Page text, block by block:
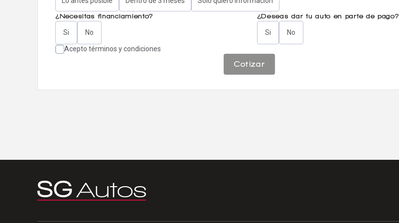
¿Necesitas financiamiento?
Si No
¿Deseas dar tu auto en parte de pago?
Si No
Acepto términos y condiciones
Cotizar